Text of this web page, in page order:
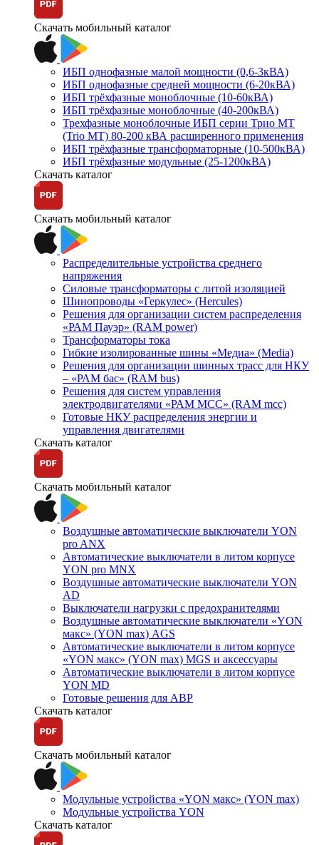
Скачать мобильный каталог
ИБП однофазные малой мощности (0,6-3кВА)
ИБП однофазные средней мощности (6-20кВА)
ИБП трёхфазные моноблочные (10-60кВА)
ИБП трёхфазные моноблочные (40-200кВА)
Трехфазные моноблочные ИБП серии Трио МТ
(Trio MT) 80-200 кВА расширенного применения
ИБП трёхфазные трансформаторные (10-500кВА)
ИБП трёхфазные модульные (25-1200кВА)
Скачать каталог
Скачать мобильный каталог
Распределительные устройства среднего
напряжения
Силовые трансформаторы с литой изоляцией
Шинопроводы «Геркулес» (Hercules)
Решения для организации систем распределения
«РАМ Пауэр» (RAM power)
Трансформаторы тока
Гибкие изолированные шины «Медиа» (Media)
Решения для организации шинных трасс для НКУ
– «РАМ бас» (RAM bus)
Решения для систем управления
электродвигателями «РАМ МСС» (RAM mcc)
Готовые НКУ распределения энергии и
управления двигателями
Скачать каталог
Скачать мобильный каталог
Воздушные автоматические выключатели YON
pro ANX
Автоматические выключатели в литом корпусе
YON pro MNX
Воздушные автоматические выключатели YON
AD
Выключатели нагрузки с предохранителями
Воздушные автоматические выключатели «YON
макс» (YON max) AGS
Автоматические выключатели в литом корпусе
«YON макс» (YON max) MGS и аксессуары
Автоматические выключатели в литом корпусе
YON MD
Готовые решения для АВР
Скачать каталог
Скачать мобильный каталог
Модульные устройства «YON макс» (YON max)
Модульные устройства YON
Скачать каталог